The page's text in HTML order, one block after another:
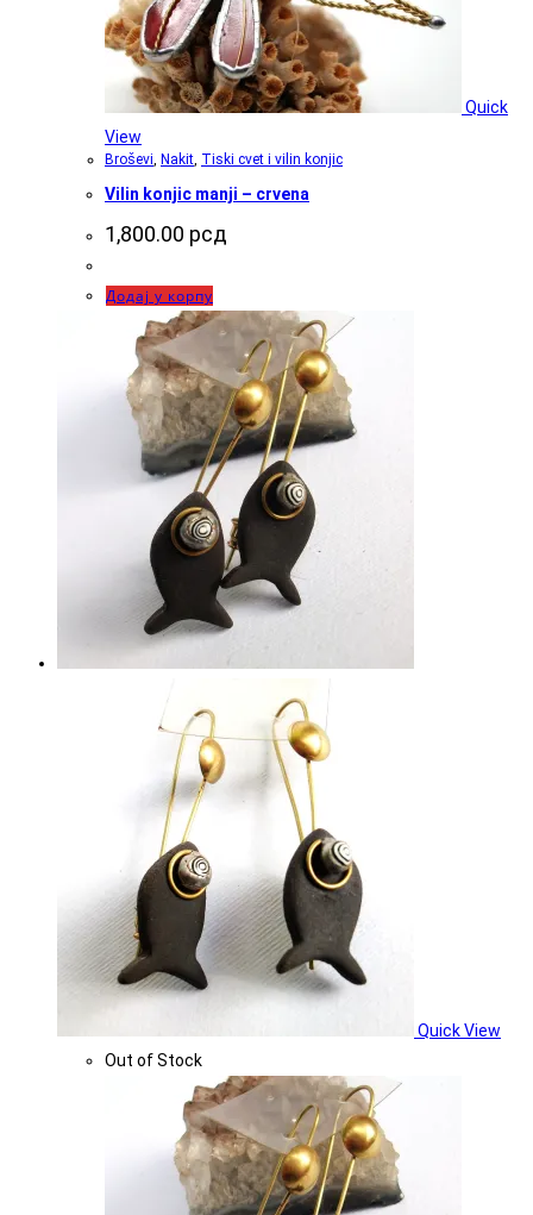
Quick
View
Broševi Nakit Tiski cvet i vilin konjic
Vilin konjic manji – crvena
1,800.00 рсд
Додај у корпу
Quick View
Out of Stock